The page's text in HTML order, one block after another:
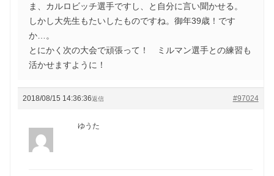
ま、カルロビッチ選手ですし、と自分に言い聞かせる。
しかし大先生もたいしたものですね。御年39歳！です
か…。
とにかく次の大会で頑張って！ ミルマン選手との練習も
活かせますように！
2018/08/15 14:36:36 #97024
返信
ゆうた